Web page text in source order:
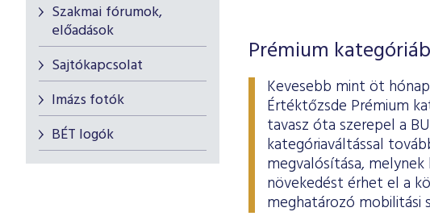
Szakmai fórumok,
előadások
Sajtókapcsolat
Imázs fotók
BÉT logók
Prémium
Kevesebb mint öt
Értéktőzsde Prémium
tavasz óta szerepel a
kategóriaváltással
megvalósítása,
növekedést érhet el a
meghatározó mobilitási